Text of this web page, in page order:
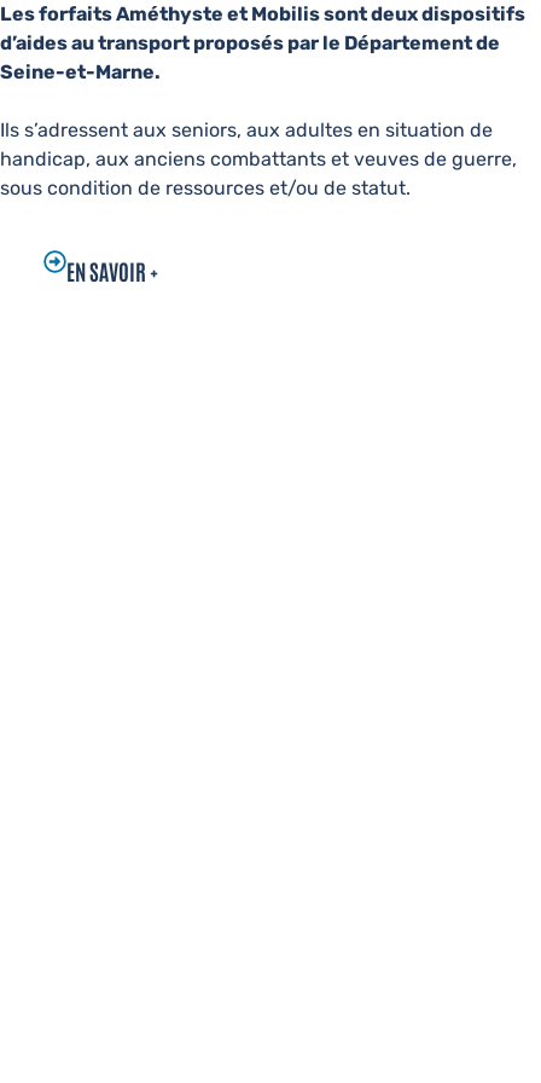
Les forfaits Améthyste et Mobilis sont deux dispositifs
d’aides au transport proposés par le Département de
Seine-et-Marne.
Ils s’adressent aux seniors, aux adultes en situation de
handicap, aux anciens combattants et veuves de guerre,
sous condition de ressources et/ou de statut.
EN SAVOIR +